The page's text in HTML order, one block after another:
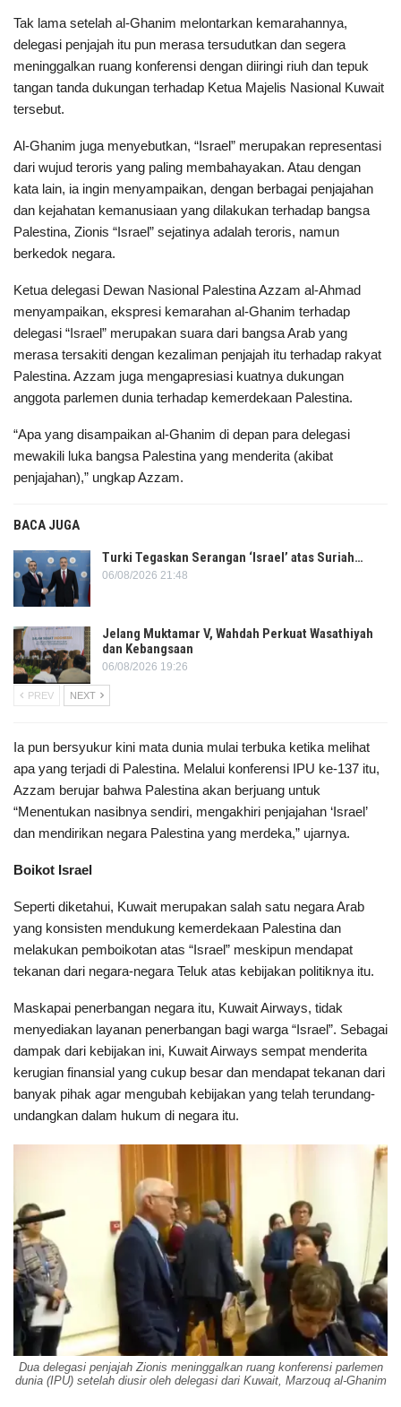
Tak lama setelah al-Ghanim melontarkan kemarahannya,
delegasi penjajah itu pun merasa tersudutkan dan segera
meninggalkan ruang konferensi dengan diiringi riuh dan tepuk
tangan tanda dukungan terhadap Ketua Majelis Nasional Kuwait
tersebut.
Al-Ghanim juga menyebutkan, “Israel” merupakan representasi
dari wujud teroris yang paling membahayakan. Atau dengan
kata lain, ia ingin menyampaikan, dengan berbagai penjajahan
dan kejahatan kemanusiaan yang dilakukan terhadap bangsa
Palestina, Zionis “Israel” sejatinya adalah teroris, namun
berkedok negara.
Ketua delegasi Dewan Nasional Palestina Azzam al-Ahmad
menyampaikan, ekspresi kemarahan al-Ghanim terhadap
delegasi “Israel” merupakan suara dari bangsa Arab yang
merasa tersakiti dengan kezaliman penjajah itu terhadap rakyat
Palestina. Azzam juga mengapresiasi kuatnya dukungan
anggota parlemen dunia terhadap kemerdekaan Palestina.
“Apa yang disampaikan al-Ghanim di depan para delegasi
mewakili luka bangsa Palestina yang menderita (akibat
penjajahan),” ungkap Azzam.
BACA JUGA
Turki Tegaskan Serangan ‘Israel’ atas Suriah…
06/08/2026 21:48
Jelang Muktamar V, Wahdah Perkuat Wasathiyah
dan Kebangsaan
06/08/2026 19:26
PREV NEXT
Ia pun bersyukur kini mata dunia mulai terbuka ketika melihat
apa yang terjadi di Palestina. Melalui konferensi IPU ke-137 itu,
Azzam berujar bahwa Palestina akan berjuang untuk
“Menentukan nasibnya sendiri, mengakhiri penjajahan ‘Israel’
dan mendirikan negara Palestina yang merdeka,” ujarnya.
Boikot Israel
Seperti diketahui, Kuwait merupakan salah satu negara Arab
yang konsisten mendukung kemerdekaan Palestina dan
melakukan pemboikotan atas “Israel” meskipun mendapat
tekanan dari negara-negara Teluk atas kebijakan politiknya itu.
Maskapai penerbangan negara itu, Kuwait Airways, tidak
menyediakan layanan penerbangan bagi warga “Israel”. Sebagai
dampak dari kebijakan ini, Kuwait Airways sempat menderita
kerugian finansial yang cukup besar dan mendapat tekanan dari
banyak pihak agar mengubah kebijakan yang telah terundang-
undangkan dalam hukum di negara itu.
Dua delegasi penjajah Zionis meninggalkan ruang konferensi parlemen
dunia (IPU) setelah diusir oleh delegasi dari Kuwait, Marzouq al-Ghanim